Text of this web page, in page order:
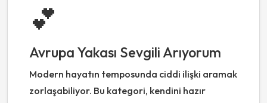
💕
Avrupa Yakası Sevgili Arıyorum
Modern hayatın temposunda ciddi ilişki aramak
zorlaşabiliyor. Bu kategori, kendini hazır